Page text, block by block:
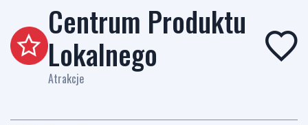
Centrum Produktu
Lokalnego
Atrakcje